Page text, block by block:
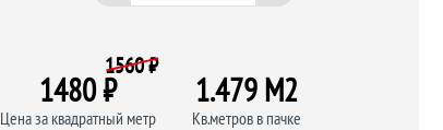
1560 ₽
1480 ₽
Цена за квадратный метр
1.479 M2
Кв.метров в пачке